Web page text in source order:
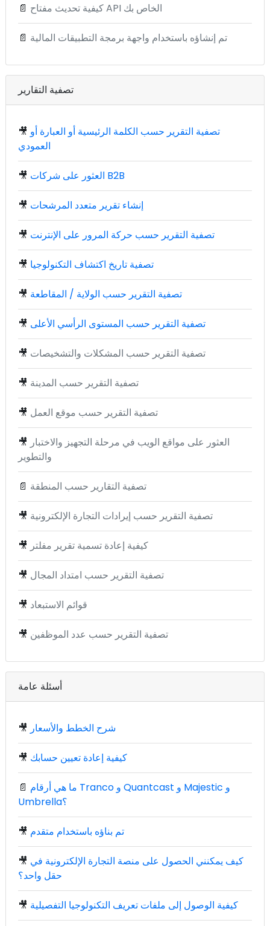
📄 كيفية تحديث مفتاح API الخاص بك
📄 تم إنشاؤه باستخدام واجهة برمجة التطبيقات المالية
تصفية التقارير
🎥 تصفية التقرير حسب الكلمة الرئيسية أو العبارة أو
العمودي
🎥 العثور على شركات B2B
🎥 إنشاء تقرير متعدد المرشحات
🎥 تصفية التقرير حسب حركة المرور على الإنترنت
🎥 تصفية تاريخ اكتشاف التكنولوجيا
🎥 تصفية التقرير حسب الولاية / المقاطعة
🎥 تصفية التقرير حسب المستوى الرأسي الأعلى
🎥 تصفية التقرير حسب المشكلات والتشخيصات
🎥 تصفية التقرير حسب المدينة
🎥 تصفية التقرير حسب موقع العمل
🎥 العثور على مواقع الويب في مرحلة التجهيز والاختبار
والتطوير
📄 تصفية التقارير حسب المنطقة
🎥 تصفية التقرير حسب إيرادات التجارة الإلكترونية
🎥 كيفية إعادة تسمية تقرير مفلتر
🎥 تصفية التقرير حسب امتداد المجال
🎥 قوائم الاستبعاد
🎥 تصفية التقرير حسب عدد الموظفين
أسئلة عامة
🎥 شرح الخطط والأسعار
🎥 كيفية إعادة تعيين حسابك
📄 ما هي أرقام Tranco و Quantcast و Majestic و
Umbrella؟
🎥 تم بناؤه باستخدام متقدم
🎥 كيف يمكنني الحصول على منصة التجارة الإلكترونية في
حقل واحد؟
🎥 كيفية الوصول إلى ملفات تعريف التكنولوجيا التفصيلية